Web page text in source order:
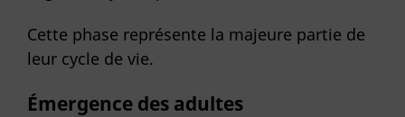
Cette phase représente la majeure partie de
leur cycle de vie.
Émergence des adultes